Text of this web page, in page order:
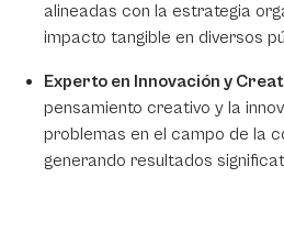
alineadas con la estrategia
impacto tangible en diversos
Experto en Innovación y
pensamiento creativo y la
problemas en el campo de la
generando resultados